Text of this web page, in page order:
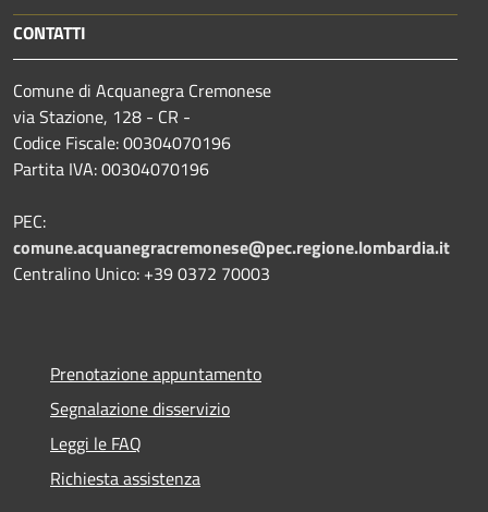
CONTATTI
Comune di Acquanegra Cremonese
via Stazione, 128 - CR -
Codice Fiscale: 00304070196
Partita IVA: 00304070196
PEC:
comune.acquanegracremonese@pec.regione.lombardia.it
Centralino Unico: +39 0372 70003
Prenotazione appuntamento
Segnalazione disservizio
Leggi le FAQ
Richiesta assistenza